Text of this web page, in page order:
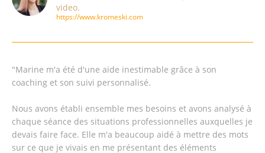
video.
https://www.kromeski.com
"Marine m'a été d'une aide inestimable grâce à son
coaching et son suivi personnalisé.
Nous avons établi ensemble mes besoins et avons analysé à
chaque séance des situations professionnelles auxquelles je
devais faire face. Elle m'a beaucoup aidé à mettre des mots
sur ce que je vivais en me présentant des éléments